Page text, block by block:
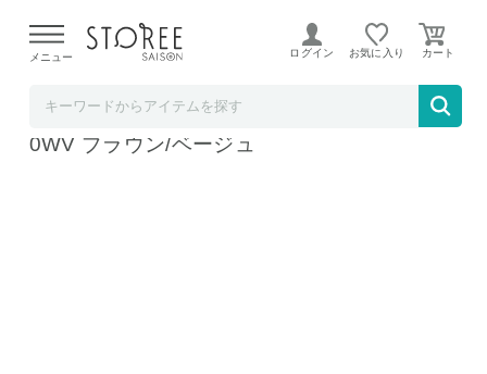
よる配送遅延が発生しております。
メニュー ログイン お気に入り
アイリスオーヤマ ウッディロッカー WDL-91
0WV ブラウン/ベージュ